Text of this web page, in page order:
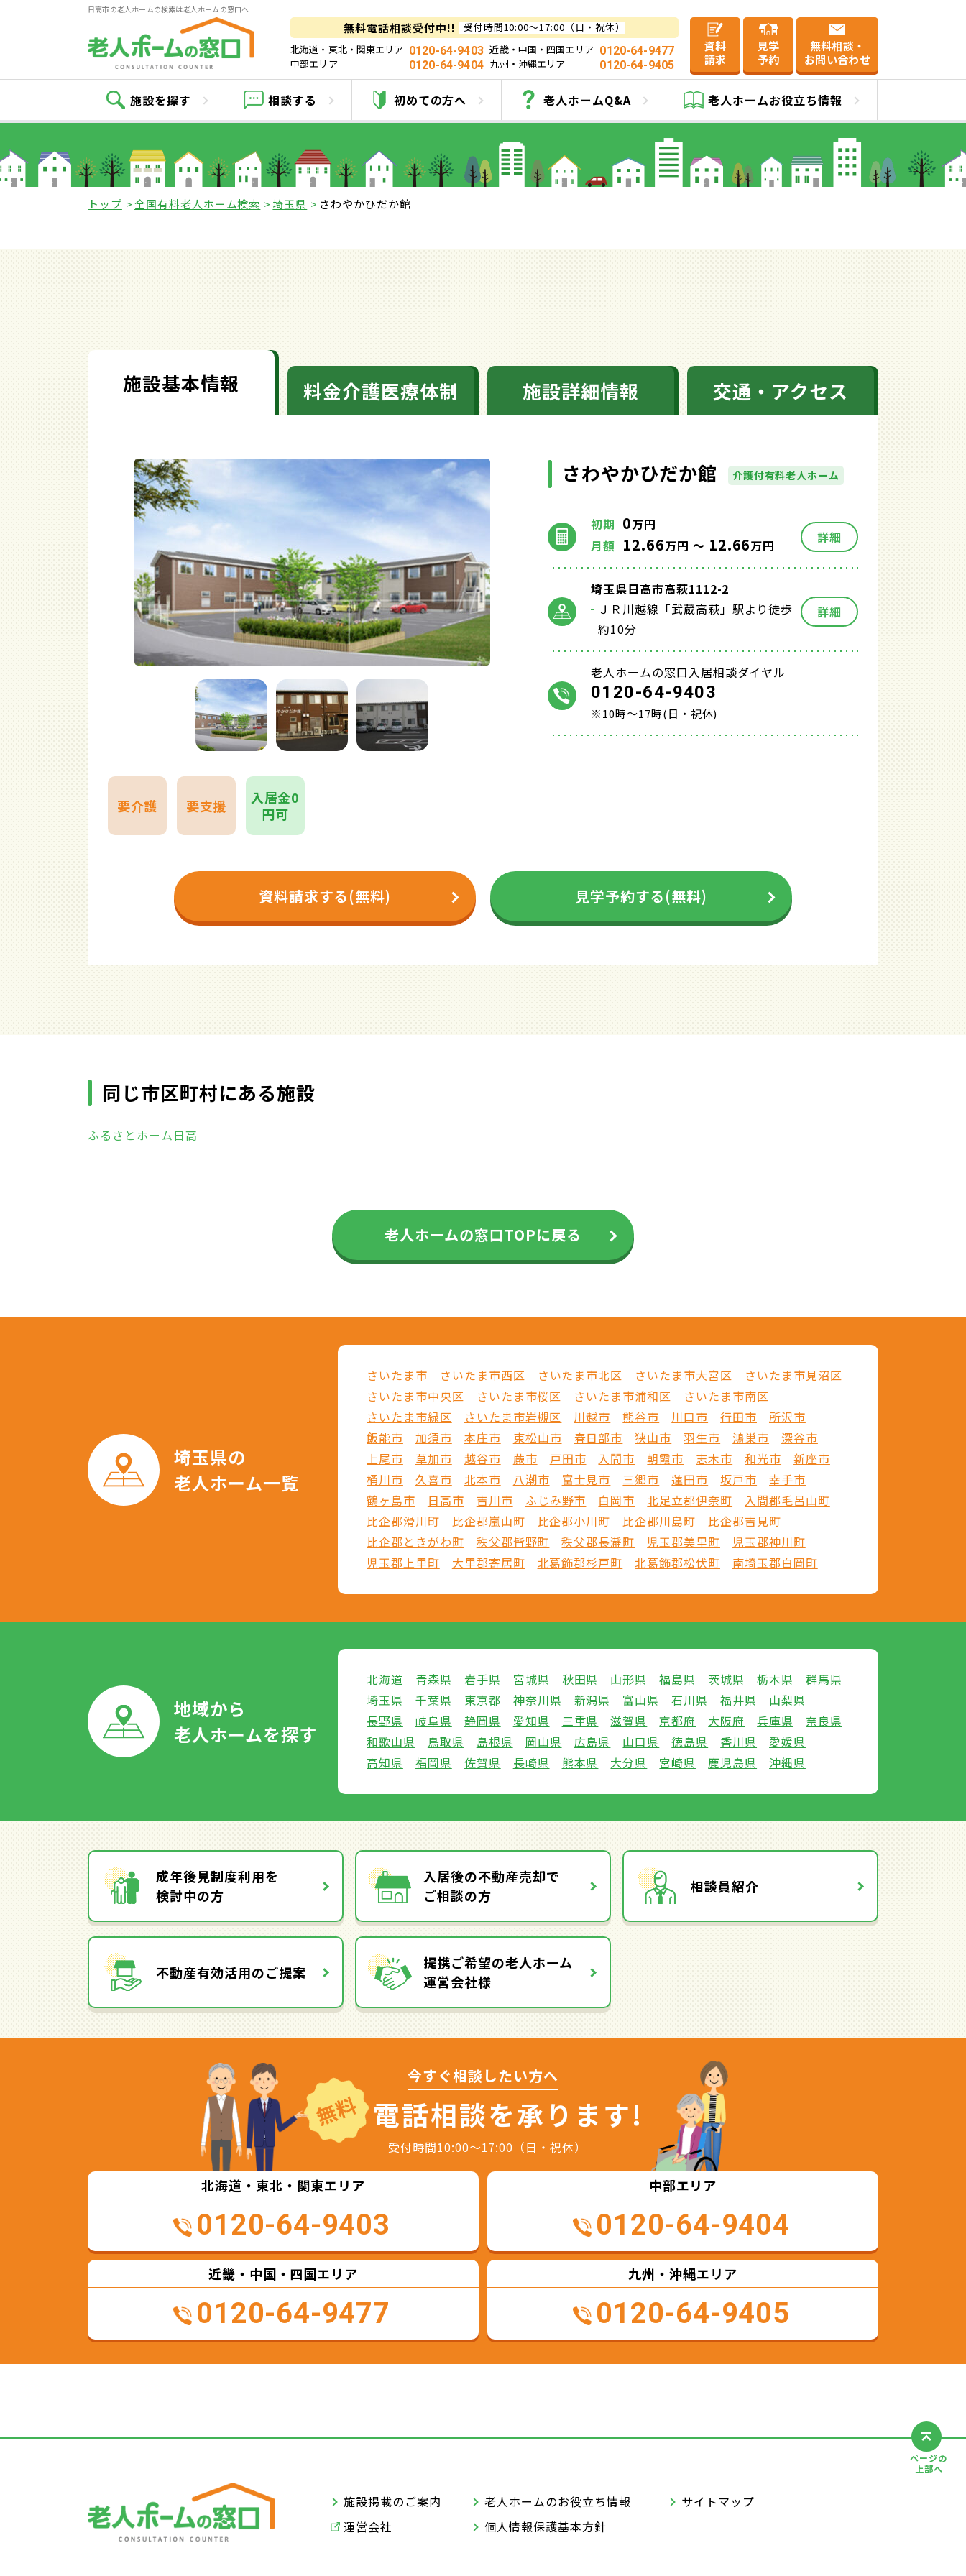
日高市の老人ホームの検索は老人ホームの窓口へ
無料電話相談受付中!!
受付時間10:00～17:00（日・祝休）
北海道・東北・関東エリア 0120-64-9403 近畿・中国・四国エリア 0120-64-9477
中部エリア
0120-64-9404 九州・沖縄エリア 0120-64-9405
資料
請求
見学
予約
無料相談・
お問い合わせ
施設を探す 相談する 初めての方へ 老人ホームQ&A 老人ホームお役立ち情報
さわやかひだか館
トップ 全国有料老人ホーム検索 埼玉県 さわやかひだか館
施設基本情報 料金介護医療体制 施設詳細情報 交通・アクセス
さわやかひだか館 介護付有料老人ホーム
初期 0万円
月額 12.66万円 ～ 12.66万円 詳細
埼玉県日高市高萩1112-2
ＪＲ川越線「武蔵高萩」駅より徒歩
約10分
詳細
老人ホームの窓口入居相談ダイヤル
0120-64-9403
※10時～17時(日・祝休)
要介護 要支援
入居金0
円可
資料請求する(無料) 見学予約する(無料)
同じ市区町村にある施設
ふるさとホーム日高
老人ホームの窓口TOPに戻る
埼玉県の
老人ホーム一覧
さいたま市 さいたま市西区 さいたま市北区 さいたま市大宮区
さいたま市見沼区
さいたま市中央区
さいたま市桜区 さいたま市浦和区
さいたま市南区
さいたま市緑区
さいたま市岩槻区 川越市 熊谷市 川口市 行田市
所沢市
飯能市
加須市 本庄市 東松山市 春日部市 狭山市 羽生市 鴻巣市
深谷市
上尾市
草加市 越谷市 蕨市 戸田市 入間市 朝霞市 志木市 和光市
新座市
桶川市
久喜市 北本市 八潮市 富士見市 三郷市 蓮田市 坂戸市
幸手市
鶴ヶ島市
日高市 吉川市 ふじみ野市 白岡市 北足立郡伊奈町
入間郡毛呂山町
比企郡滑川町
比企郡嵐山町 比企郡小川町 比企郡川島町
比企郡吉見町
比企郡ときがわ町
秩父郡皆野町 秩父郡長瀞町 児玉郡美里町
児玉郡神川町
児玉郡上里町
大里郡寄居町 北葛飾郡杉戸町 北葛飾郡松伏町 南埼玉郡白岡町
地域から
老人ホームを探す
北海道 青森県 岩手県 宮城県 秋田県 山形県 福島県 茨城県 栃木県
群馬県
埼玉県
千葉県 東京都 神奈川県 新潟県 富山県 石川県 福井県
山梨県
長野県
岐阜県 静岡県 愛知県 三重県 滋賀県 京都府 大阪府 兵庫県
奈良県
和歌山県
鳥取県 島根県 岡山県 広島県 山口県 徳島県 香川県
愛媛県
高知県
福岡県 佐賀県 長崎県 熊本県 大分県 宮崎県 鹿児島県 沖縄県
成年後見制度利用を
検討中の方
入居後の不動産売却で
ご相談の方
相談員紹介
不動産有効活用のご提案
提携ご希望の老人ホーム
運営会社様
無料
今すぐ相談したい方へ
電話相談を承ります!
受付時間10:00～17:00（日・祝休）
北海道・東北・関東エリア
0120-64-9403
中部エリア
0120-64-9404
近畿・中国・四国エリア
0120-64-9477
九州・沖縄エリア
0120-64-9405
ページの
上部へ
施設掲載のご案内 老人ホームのお役立ち情報
サイトマップ
運営会社
個人情報保護基本方針